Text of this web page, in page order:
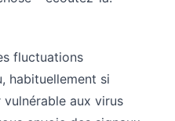
fluctuations
habituellement si
aux virus